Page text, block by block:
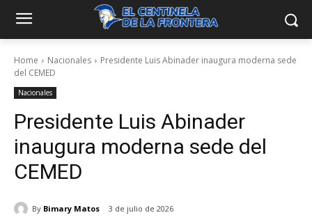
Home Nacionales
Presidente Luis Abinader inaugura moderna sede
del CEMED
Nacionales
Presidente Luis Abinader
inaugura moderna sede del
CEMED
By Bimary Matos 3 de julio de 2026